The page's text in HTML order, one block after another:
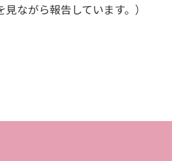
ながら報告しています。）